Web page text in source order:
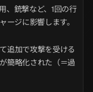
、銃撃など、1回の行
ージに影響します。
追加で攻撃を受ける
簡略化された（＝過